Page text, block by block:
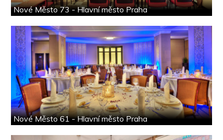
Nové Město 73 - Hlavní město Praha
Nové Město 61 - Hlavní město Praha